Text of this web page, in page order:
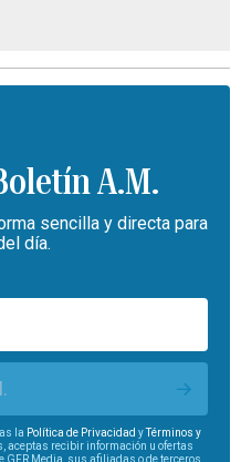
A.M.
sencilla y directa para
día.
la Política de Privacidad yTérminos y
aceptas recibir información u ofertas
Media, sus afiliadas o de terceros.